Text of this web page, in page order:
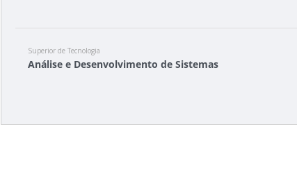
Superior de Tecnologia
Análise e Desenvolvimento de Sistemas